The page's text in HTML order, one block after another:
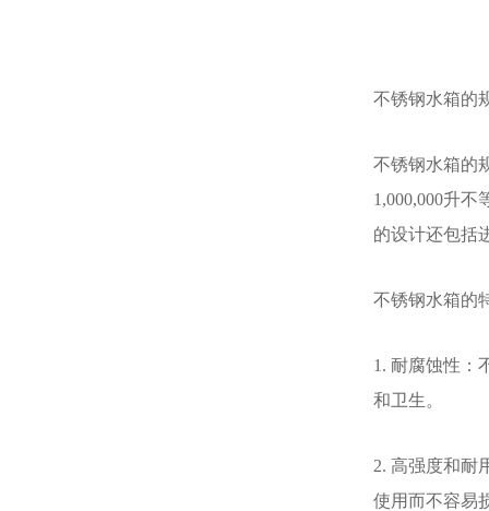
不锈钢水箱的
不锈钢水箱的
1,000,000升
的设计还包括
不锈钢水箱的
1. 耐腐蚀性：
和卫生。
2. 高强度和耐
使用而不容易